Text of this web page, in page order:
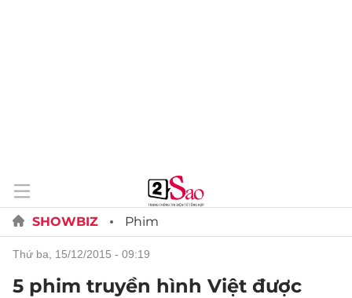
SHOWBIZ Phim
thứ ba, 15/12/2015 - 09:19
5 phim truyền hình Việt được